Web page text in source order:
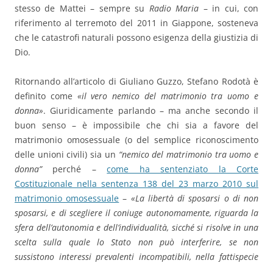
stesso de Mattei – sempre su Radio Maria – in cui, con
riferimento al terremoto del 2011 in Giappone, sosteneva
che le catastrofi naturali possono esigenza della giustizia di
Dio.
Ritornando all’articolo di Giuliano Guzzo, Stefano Rodotà è
definito come «il vero nemico del matrimonio tra uomo e
donna». Giuridicamente parlando – ma anche secondo il
buon senso – è impossibile che chi sia a favore del
matrimonio omosessuale (o del semplice riconoscimento
delle unioni civili) sia un “nemico del matrimonio tra uomo e
donna”perché –come ha sentenziato la Corte
Costituzionale nella sentenza 138 del 23 marzo 2010 sul
matrimonio omosessuale – «La libertà di sposarsi o di non
sposarsi, e di scegliere il coniuge autonomamente, riguarda la
sfera dell’autonomia e dell’individualità, sicché si risolve in una
scelta sulla quale lo Stato non può interferire, se non
sussistono interessi prevalenti incompatibili, nella fattispecie